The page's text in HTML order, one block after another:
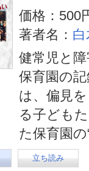
価格：500
著者名：
健常児と
保育園の
は、偏見
る子ども
た保育園の
立ち読み